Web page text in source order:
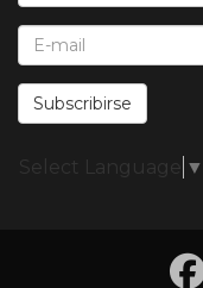
E-Mail*:
Subscribirse
Select Language ▼